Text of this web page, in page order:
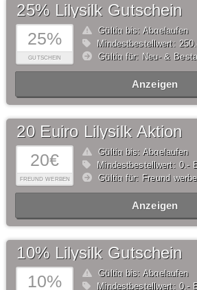
25%
GUTSCHEIN
25% Lilysilk Gutschein
Gültig bis: Abgelaufen
Mindestbestellwert:
Gültig für: Neu- &
Anzeigen
20€
FREUND WERBEN
20 Euiro Lilysilk Aktion
Gültig bis: Abgelaufen
Mindestbestellwert: 0,-
Gültig für: Freund
Anzeigen
10%
10% Lilysilk Gutschein
Gültig bis: Abgelaufen
Mindestbestellwert: 0,-